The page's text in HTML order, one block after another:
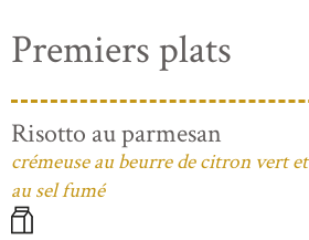
Premiers plats
Risotto au parmesan
crémeuse au beurre de citron vert et
au sel fumé